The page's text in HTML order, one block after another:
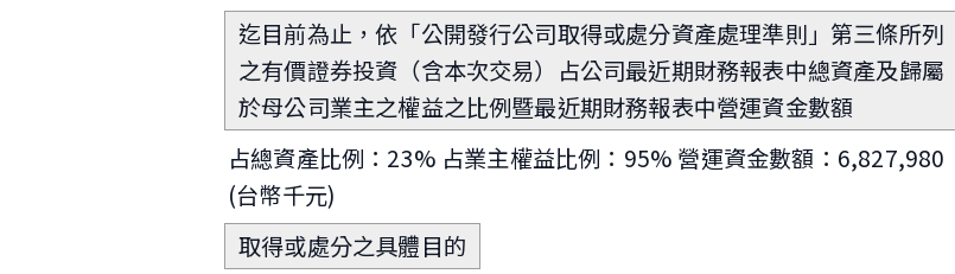
迄目前為止，依「公開發行公司取得或處分資產處理準則」第三條所列
之有價證券投資（含本次交易）占公司最近期財務報表中總資產及歸屬
於母公司業主之權益之比例暨最近期財務報表中營運資金數額
占總資產比例：23% 占業主權益比例：95% 營運資金數額：6,827,980
(台幣千元)
取得或處分之具體目的